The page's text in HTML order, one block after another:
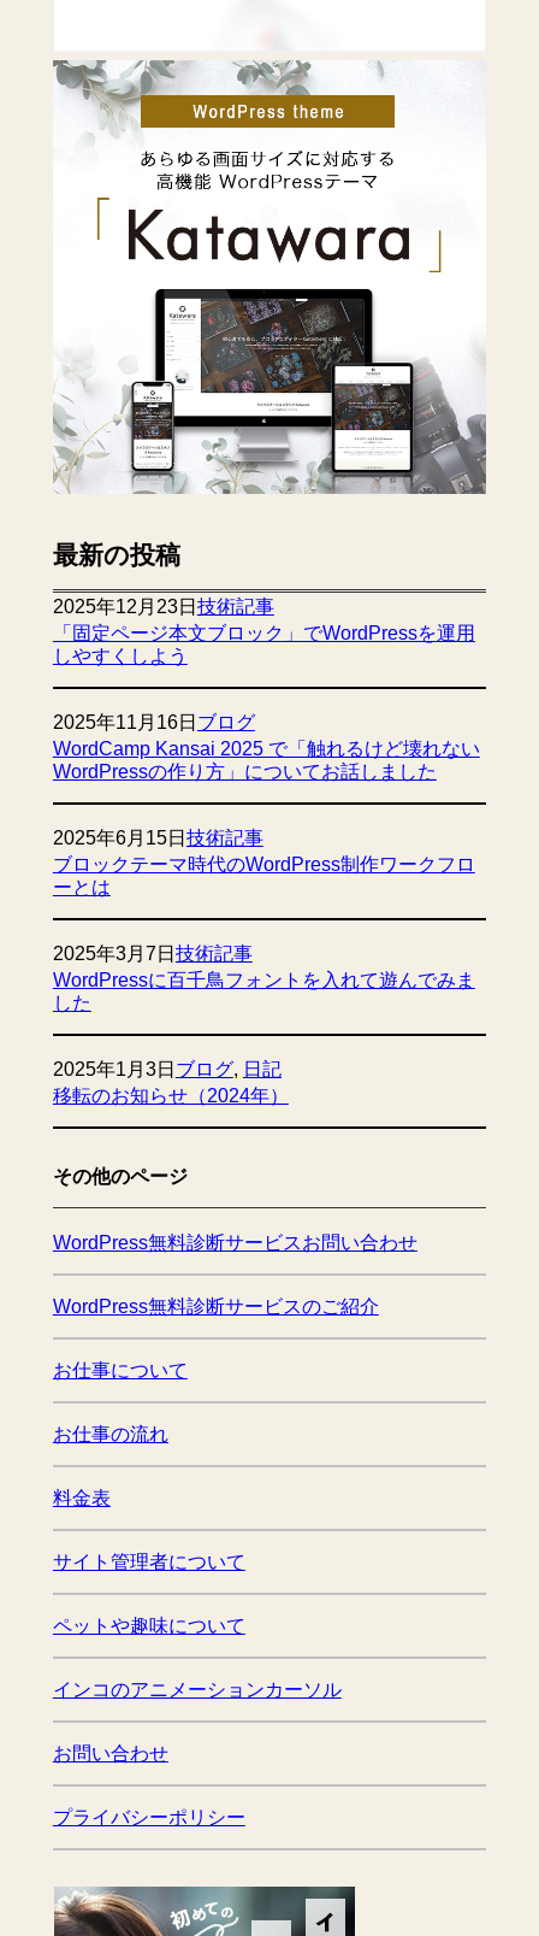
最新の投稿
2025年12月23日 技術記事
「固定ページ本文ブロック」でWordPressを運用
しやすくしよう
2025年11月16日 ブログ
WordCamp Kansai 2025 で「触れるけど壊れない
WordPressの作り方」についてお話しました
2025年6月15日 技術記事
ブロックテーマ時代のWordPress制作ワークフロ
ーとは
2025年3月7日 技術記事
WordPressに百千鳥フォントを入れて遊んでみま
した
2025年1月3日 ブログ, 日記
移転のお知らせ（2024年）
その他のページ
WordPress無料診断サービスお問い合わせ
WordPress無料診断サービスのご紹介
お仕事について
お仕事の流れ
料金表
サイト管理者について
ペットや趣味について
インコのアニメーションカーソル
お問い合わせ
プライバシーポリシー